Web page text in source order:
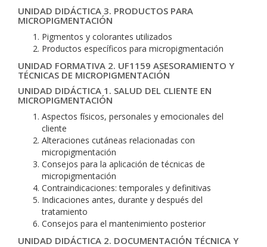
UNIDAD DIDÁCTICA 3. PRODUCTOS PARA
MICROPIGMENTACIÓN
Pigmentos y colorantes utilizados
Productos específicos para micropigmentación
UNIDAD FORMATIVA 2. UF1159 ASESORAMIENTO Y
TÉCNICAS DE MICROPIGMENTACIÓN
UNIDAD DIDÁCTICA 1. SALUD DEL CLIENTE EN
MICROPIGMENTACIÓN
Aspectos físicos, personales y emocionales del
cliente
Alteraciones cutáneas relacionadas con
micropigmentación
Consejos para la aplicación de técnicas de
micropigmentación
Contraindicaciones: temporales y definitivas
Indicaciones antes, durante y después del
tratamiento
Consejos para el mantenimiento posterior
UNIDAD DIDÁCTICA 2. DOCUMENTACIÓN TÉCNICA Y